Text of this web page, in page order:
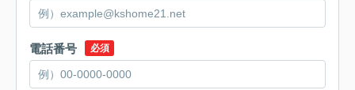
電話番号 必須